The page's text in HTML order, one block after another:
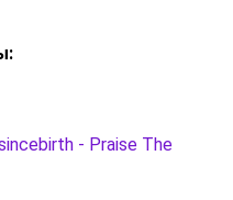
- Praise The